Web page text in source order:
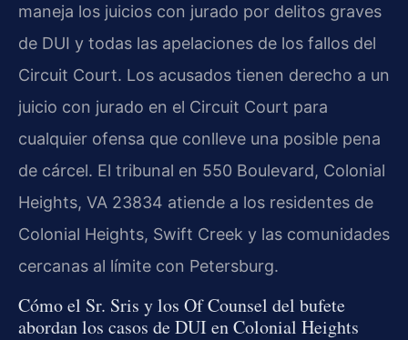
maneja los juicios con jurado por delitos graves
de DUI y todas las apelaciones de los fallos del
Circuit Court. Los acusados tienen derecho a un
juicio con jurado en el Circuit Court para
cualquier ofensa que conlleve una posible pena
de cárcel. El tribunal en 550 Boulevard, Colonial
Heights, VA 23834 atiende a los residentes de
Colonial Heights, Swift Creek y las comunidades
cercanas al límite con Petersburg.
Cómo el Sr. Sris y los Of Counsel del bufete
abordan los casos de DUI en Colonial Heights